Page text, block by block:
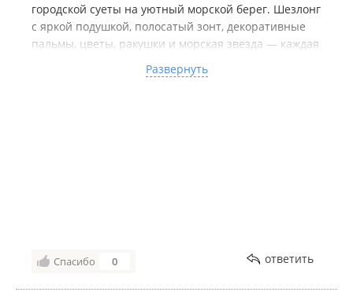
городской суеты на уютный морской берег. Шезлонг
с яркой подушкой, полосатый зонт, декоративные
пальмы, цветы, ракушки и морская звезда — каждая
фотографировать. Снимки получаются очень
ещё!
Развернуть
Спасибо 0 ответить